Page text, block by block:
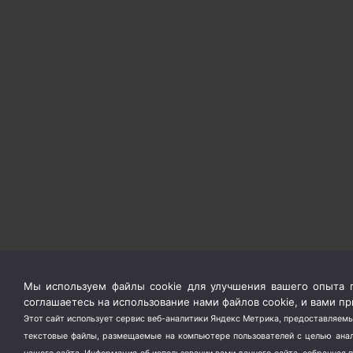
Мы используем файлы cookie для улучшения вашего опыта
соглашаетесь на использование нами файлов cookie, и вами
Этот сайт использует сервис веб-аналитики Яндекс Метрика,
текстовые файлы, размещаемые на компьютере пользователей с целью